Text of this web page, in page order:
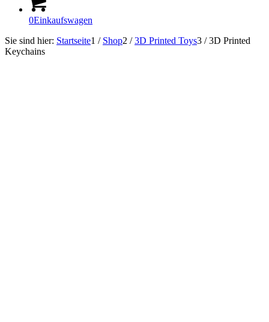
0Einkaufswagen
Sie sind hier: Startseite1 / Shop2 / 3D Printed Toys3 / 3D Printed
Keychains